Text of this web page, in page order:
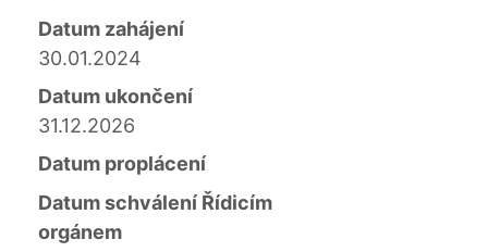
Datum zahájení
30.01.2024
Datum ukončení
31.12.2026
Datum proplácení
Datum schválení Řídicím
orgánem